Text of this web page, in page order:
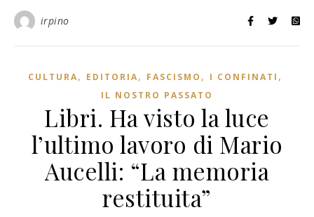
irpino
CULTURA, EDITORIA, FASCISMO , I CONFINATI ,
IL NOSTRO PASSATO
Libri. Ha visto la luce
l’ultimo lavoro di Mario
Aucelli: “La memoria
restituita”